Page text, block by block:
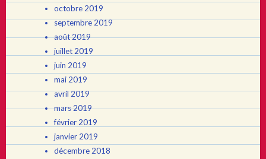
octobre 2019
septembre 2019
août 2019
juillet 2019
juin 2019
mai 2019
avril 2019
mars 2019
février 2019
janvier 2019
décembre 2018